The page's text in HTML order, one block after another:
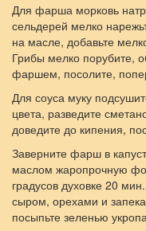
Для фарша морковь
сельдерей мелко
на масле, добавьте
Грибы мелко порубите,
фаршем, посолите,
Для соуса муку
цвета, разведите
доведите до кипения,
Заверните фарш в
маслом жаропрочную
градусов духовке 20
сыром, орехами и
посыпьте зеленью